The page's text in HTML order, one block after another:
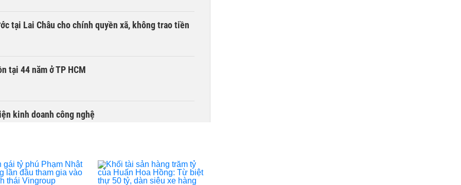
tại Lai Châu cho chính quyền xã, không trao tiền
tại 44 năm ở TP HCM
kinh doanh công nghệ
loạt hút tiền, VNM, BCM, GAS và GVR tăng trần